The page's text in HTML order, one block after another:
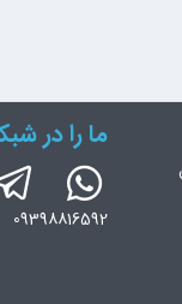
ما را در
09398816592